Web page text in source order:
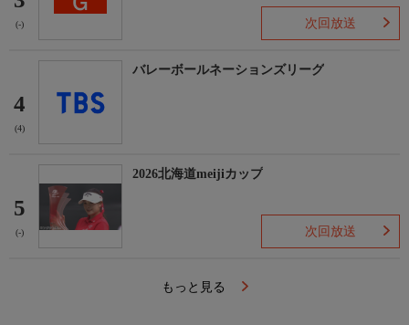
(-) 次回放送
4
(4)
バレーボールネーションズリーグ
5
(-)
2026北海道meijiカップ
次回放送
もっと見る